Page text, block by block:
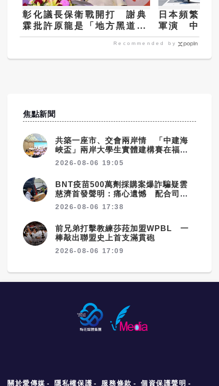
彰化議長保衛戰開打 謝典
霖批許原龍是「地方黑道」
引爆論戰
日本頻繁參
軍演 中共
張圖謀
Recommended by
焦點新聞
共築一座市、交會兩岸情 「中建海
峽盃」兩岸大學生實體建構賽在福州
落幕
2026-08-06 19:05
BNT疫苗500萬劑採購案爆詐騙疑雲
慈濟首發聲明：痛心遺憾 配合司法
將追究權益
2026-08-06 17:38
前兄弟打擊教練莎菈加盟WPBL 一
棒敲出聯盟史上首支滿貫砲
2026-08-06 17:09
關於愛傳媒 隱私權保護 服務條款 個資保護聲明